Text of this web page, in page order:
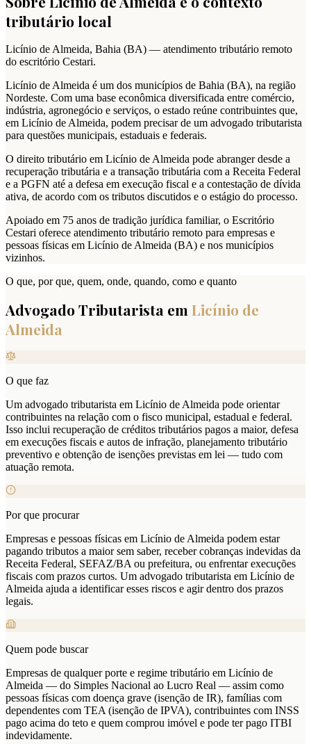
tributário local
Licínio de Almeida, Bahia (BA) — atendimento tributário remoto
do escritório Cestari.
Licínio de Almeida é um dos municípios de Bahia (BA), na região
Nordeste. Com uma base econômica diversificada entre comércio,
indústria, agronegócio e serviços, o estado reúne contribuintes que,
em Licínio de Almeida, podem precisar de um advogado tributarista
para questões municipais, estaduais e federais.
O direito tributário em Licínio de Almeida pode abranger desde a
recuperação tributária e a transação tributária com a Receita Federal
e a PGFN até a defesa em execução fiscal e a contestação de dívida
ativa, de acordo com os tributos discutidos e o estágio do processo.
Apoiado em 75 anos de tradição jurídica familiar, o Escritório
Cestari oferece atendimento tributário remoto para empresas e
pessoas físicas em Licínio de Almeida (BA) e nos municípios
vizinhos.
O que, por que, quem, onde, quando, como e quanto
Advogado Tributarista em Licínio de
Almeida
O que faz
Um advogado tributarista em Licínio de Almeida pode orientar
contribuintes na relação com o fisco municipal, estadual e federal.
Isso inclui recuperação de créditos tributários pagos a maior, defesa
em execuções fiscais e autos de infração, planejamento tributário
preventivo e obtenção de isenções previstas em lei — tudo com
atuação remota.
Por que procurar
Empresas e pessoas físicas em Licínio de Almeida podem estar
pagando tributos a maior sem saber, receber cobranças indevidas da
Receita Federal, SEFAZ/BA ou prefeitura, ou enfrentar execuções
fiscais com prazos curtos. Um advogado tributarista em Licínio de
Almeida ajuda a identificar esses riscos e agir dentro dos prazos
legais.
Quem pode buscar
Empresas de qualquer porte e regime tributário em Licínio de
Almeida — do Simples Nacional ao Lucro Real — assim como
pessoas físicas com doença grave (isenção de IR), famílias com
dependentes com TEA (isenção de IPVA), contribuintes com INSS
pago acima do teto e quem comprou imóvel e pode ter pago ITBI
indevidamente.